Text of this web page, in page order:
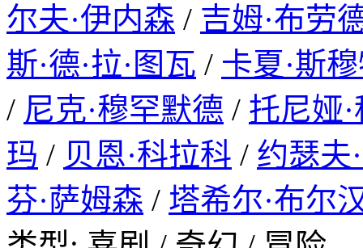
尔夫·伊内森 / 吉姆·布劳
斯·德·拉·图瓦 / 卡夏·斯
/ 尼克·穆罕默德 / 托尼娅
玛 / 贝恩·科拉科 / 约瑟夫
芬·萨姆森 / 塔希尔·布尔